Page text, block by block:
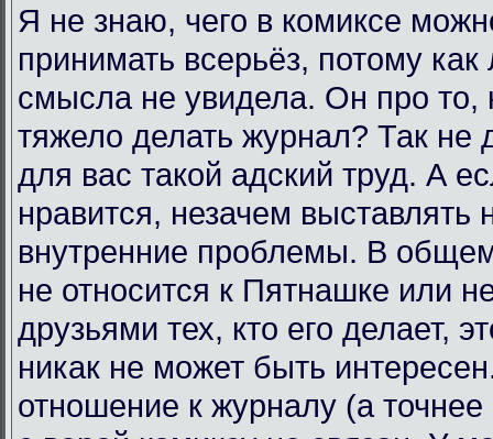
Я не знаю, чего в комиксе
принимать всерьёз, потому
смысла не увидела. Он про то,
тяжело делать журнал? Так не
для вас такой адский труд. А
нравится, незачем выставлять
внутренние проблемы. В
не относится к Пятнашке или
друзьями тех, кто его делает,
никак не может быть
отношение к журналу (а точнее